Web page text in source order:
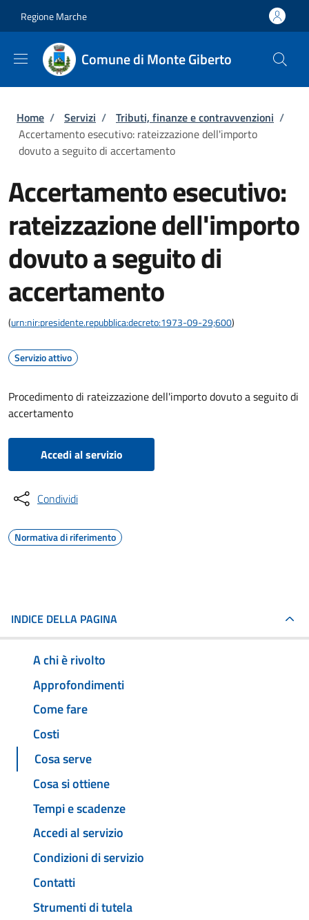
Regione Marche
Comune di Monte Giberto
Briciole di pane
Home / Servizi / Tributi, finanze e contravvenzioni /
Accertamento esecutivo: rateizzazione dell'importo
dovuto a seguito di accertamento
Accertamento esecutivo:
rateizzazione dell'importo
dovuto a seguito di
accertamento
(urn:nir:presidente.repubblica:decreto:1973-09-29;600)
Servizio attivo
Procedimento di rateizzazione dell'importo dovuto a seguito di
accertamento
Accedi al servizio
Condividi
Normativa di riferimento
INDICE DELLA PAGINA
A chi è rivolto
Approfondimenti
Come fare
Costi
Cosa serve
Cosa si ottiene
Tempi e scadenze
Accedi al servizio
Condizioni di servizio
Contatti
Strumenti di tutela